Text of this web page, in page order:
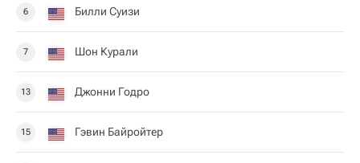
6 Билли Суизи
7 Шон Курали
13 Джонни Годро
15 Гэвин Байройтер